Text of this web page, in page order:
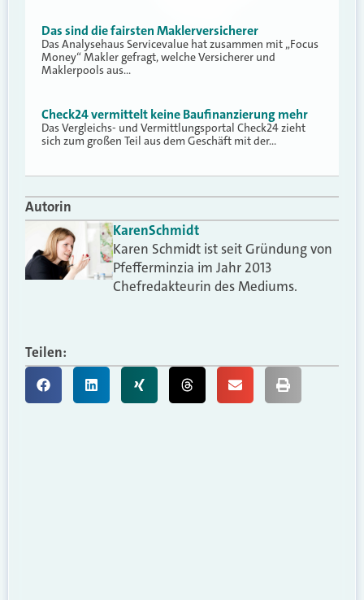
Das sind die fairsten Maklerversicherer
Das Analysehaus Servicevalue hat zusammen mit „Focus
Money“ Makler gefragt, welche Versicherer und
Maklerpools aus…
Check24 vermittelt keine Baufinanzierung mehr
Das Vergleichs- und Vermittlungsportal Check24 zieht
sich zum großen Teil aus dem Geschäft mit der…
Autorin
KarenSchmidt
Karen Schmidt ist seit Gründung von
Pfefferminzia im Jahr 2013
Chefredakteurin des Mediums.
Teilen: